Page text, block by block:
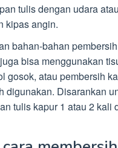
tulis dengan udara atau
kipas angin.
bahan-bahan
bisa menggunakan
gosok, atau pembersih
digunakan. Disarankan
tulis kapur 1 atau 2 kali